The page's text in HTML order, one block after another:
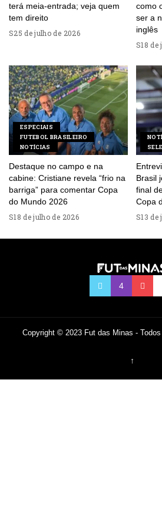
terá meia-entrada; veja quem
tem direito
25 de julho de 2026
como
ser a
inglês
18 de
ESPECIAIS
FUTEBOL BRASILEIRO
NOTÍCIAS
Destaque no campo e na
cabine: Cristiane revela “frio na
barriga” para comentar Copa
do Mundo 2026
18 de julho de 2026
Brasil
final
Copa
13 de
Copyright © 2023 Fut das Minas -
↑